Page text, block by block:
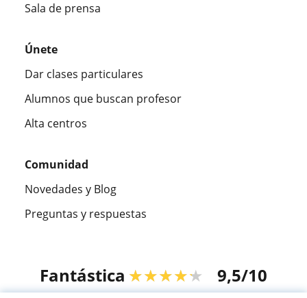
Sala de prensa
Únete
Dar clases particulares
Alumnos que buscan profesor
Alta centros
Comunidad
Novedades y Blog
Preguntas y respuestas
Fantástica ★★★★★ 9,5/10